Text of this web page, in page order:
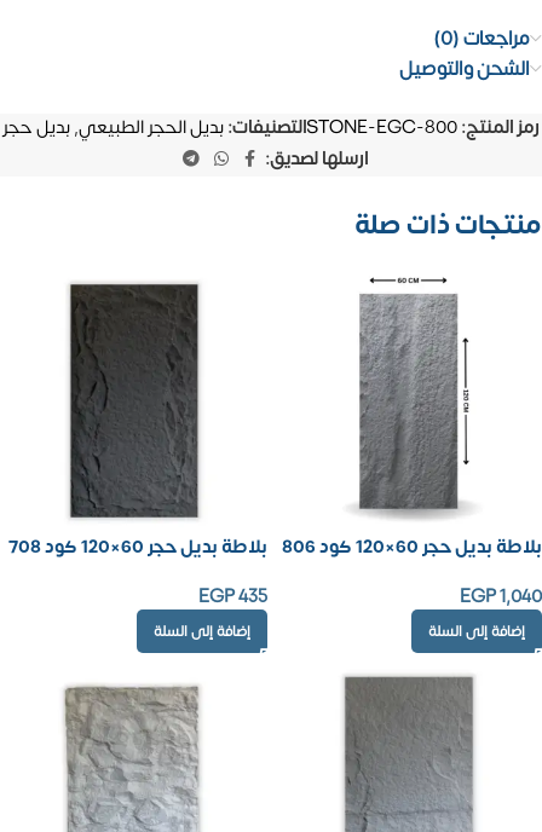
مراجعات (0)
الشحن والتوصيل
رمز المنتج:STONE-EGC-800التصنيفات:بديل الحجر الطبيعي,بديل حجر
ارسلها لصديق:
منتجات ذات صلة
بلاطة بديل حجر 60×120 كود 806
EGP1,040
إضافة إلى السلة
بلاطة بديل حجر 60×120 كود 708
EGP435
إضافة إلى السلة